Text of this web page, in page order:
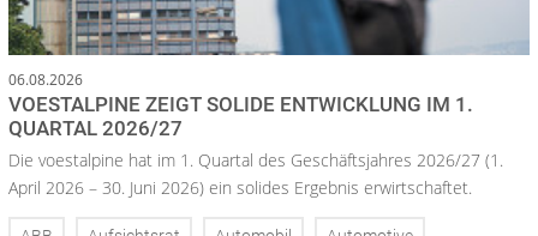
06.08.2026
VOESTALPINE ZEIGT SOLIDE ENTWICKLUNG IM 1.
QUARTAL 2026/27
Die voestalpine hat im 1. Quartal des Geschäftsjahres 2026/27 (1.
April 2026 – 30. Juni 2026) ein solides Ergebnis erwirtschaftet.